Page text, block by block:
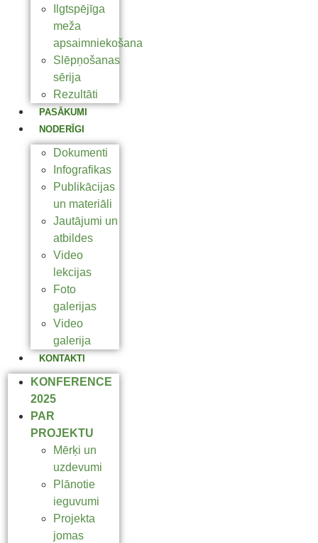
Ilgtspējīga
meža
apsaimniekošana
Slēpņošanas
sērija
Rezultāti
PASĀKUMI
NODERĪGI
Dokumenti
Infografikas
Publikācijas
un materiāli
Jautājumi un
atbildes
Video
lekcijas
Foto
galerijas
Video
galerija
KONTAKTI
KONFERENCE
2025
PAR
PROJEKTU
Mērķi un
uzdevumi
Plānotie
ieguvumi
Projekta
jomas